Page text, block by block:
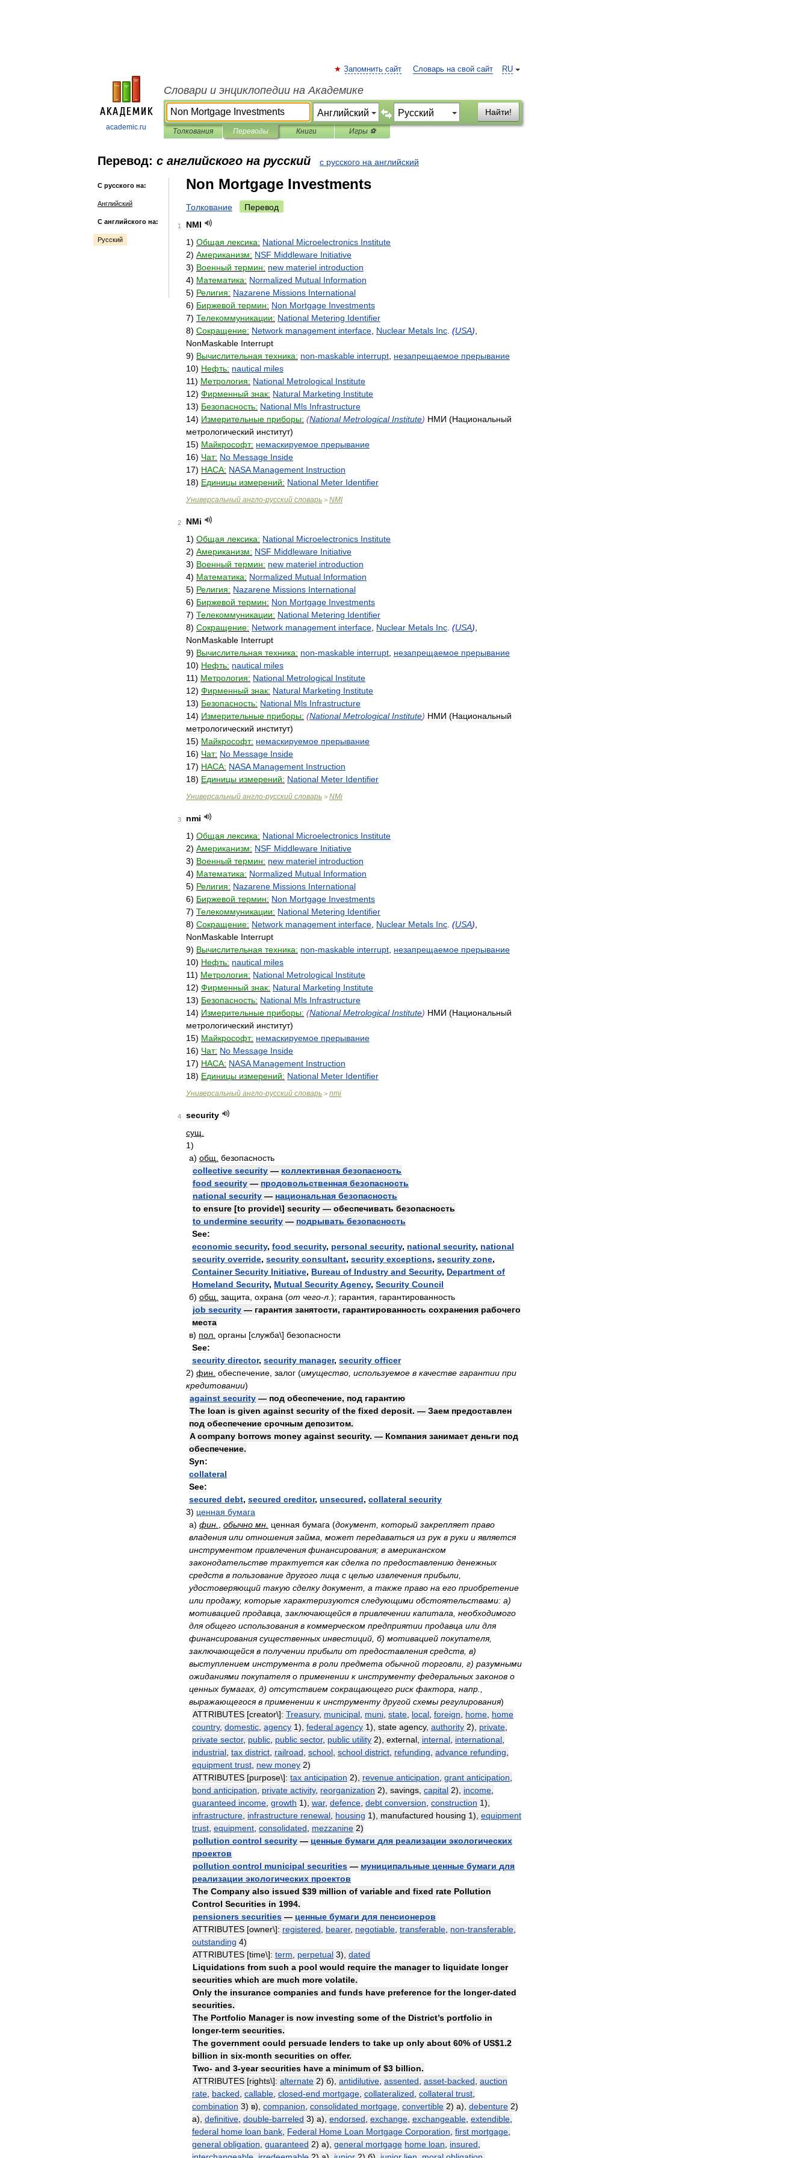
academic.ru
RU
Запомнить сайт Словарь на свой сайт
Словари и энциклопедии на Академике
Найти!
Толкования Переводы Книги Игры ⚽
Перевод: с английского на русский с русского на английский
С русского на:
Английский
С английского на:
Русский
Non Mortgage Investments
Толкование Перевод
1
NMI
1) Общая лексика: National Microelectronics Institute
2) Американизм: NSF Middleware Initiative
3) Военный термин: new materiel introduction
4) Математика: Normalized Mutual Information
5) Религия: Nazarene Missions International
6) Биржевой термин: Non Mortgage Investments
7) Телекоммуникации: National Metering Identifier
8) Сокращение: Network management interface Nuclear Metals Inc (USA)
NonMaskable Interrupt
9) Вычислительная техника: non-maskable interrupt незапрещаемое прерывание
10) Нефть: nautical miles
11) Метрология: National Metrological Institute
12) Фирменный знак: Natural Marketing Institute
13) Безопасность: National Mls Infrastructure
14) Измерительные приборы: (National Metrological Institute) НМИ (Национальный
метрологический институт)
15) Майкрософт: немаскируемое прерывание
16) Чат: No Message Inside
17) НАСА: NASA Management Instruction
18) Единицы измерений: National Meter Identifier
Универсальный англо-русский словарь > NMI
2
NMi
1) Общая лексика: National Microelectronics Institute
2) Американизм: NSF Middleware Initiative
3) Военный термин: new materiel introduction
4) Математика: Normalized Mutual Information
5) Религия: Nazarene Missions International
6) Биржевой термин: Non Mortgage Investments
7) Телекоммуникации: National Metering Identifier
8) Сокращение: Network management interface Nuclear Metals Inc (USA)
NonMaskable Interrupt
9) Вычислительная техника: non-maskable interrupt незапрещаемое прерывание
10) Нефть: nautical miles
11) Метрология: National Metrological Institute
12) Фирменный знак: Natural Marketing Institute
13) Безопасность: National Mls Infrastructure
14) Измерительные приборы: (National Metrological Institute) НМИ (Национальный
метрологический институт)
15) Майкрософт: немаскируемое прерывание
16) Чат: No Message Inside
17) НАСА: NASA Management Instruction
18) Единицы измерений: National Meter Identifier
Универсальный англо-русский словарь > NMi
3
nmi
1) Общая лексика: National Microelectronics Institute
2) Американизм: NSF Middleware Initiative
3) Военный термин: new materiel introduction
4) Математика: Normalized Mutual Information
5) Религия: Nazarene Missions International
6) Биржевой термин: Non Mortgage Investments
7) Телекоммуникации: National Metering Identifier
8) Сокращение: Network management interface Nuclear Metals Inc (USA)
NonMaskable Interrupt
9) Вычислительная техника: non-maskable interrupt незапрещаемое прерывание
10) Нефть: nautical miles
11) Метрология: National Metrological Institute
12) Фирменный знак: Natural Marketing Institute
13) Безопасность: National Mls Infrastructure
14) Измерительные приборы: (National Metrological Institute) НМИ (Национальный
метрологический институт)
15) Майкрософт: немаскируемое прерывание
16) Чат: No Message Inside
17) НАСА: NASA Management Instruction
18) Единицы измерений: National Meter Identifier
Универсальный англо-русский словарь > nmi
4
security
сущ
1)
а) общ безопасность
collective security — коллективная безопасность
food security — продовольственная безопасность
national security — национальная безопасность
to ensure [to provide\] security — обеспечивать безопасность
to undermine security — подрывать безопасность
See:
economic security, food security, personal security, national security, national
security override, security consultant, security exceptions, security zone,
Container Security Initiative, Bureau of Industry and Security, Department of
Homeland Security, Mutual SecurityAgency, Security Council
б) общ защита охрана (от чего-л ); гарантия
гарантированность
job security — гарантия занятости, гарантированность сохранения рабочего
места
в) пол органы [служба\] безопасности
See:
security director, security manager, security officer
2) фин обеспечение залог (имущество используемое в качестве гарантии при
кредитовании)
against security — под обеспечение, под гарантию
The loan is given against security of the fixed deposit. — Заем предоставлен
под обеспечение срочным депозитом.
A company borrows money against security. — Компания занимает деньги под
обеспечение.
Syn:
collateral
See:
secured debt, secured creditor, unsecured, collateral security
3) ценная бумага
а) фин обычно мн ценная бумага (документ который закрепляет право
владения или отношения займа может передаваться из рук в руки и является
инструментом привлечения финансирования; в американском
законодательстве трактуется как сделка по предоставлению денежных
средств в пользование другого лица с целью извлечения прибыли
удостоверяющий такую сделку документ а также право на его приобретение
или продажу, которые характеризуются следующими обстоятельствами: а)
мотивацией продавца заключающейся в привлечении капитала необходимого
для общего использования в коммерческом предприятии продавца или для
финансирования существенных инвестиций б) мотивацией покупателя,
заключающейся в получении прибыли от предоставления средств в)
выступлением инструмента в роли предмета обычной торговли г) разумными
ожиданиями покупателя о применении к инструменту федеральных законов о
ценных бумагах д) отсутствием сокращающего риск фактора напр
выражающегося в применении к инструменту другой схемы регулирования)
ATTRIBUTES [creator\]: Treasury, municipal muni state local foreign home home
country, domestic agency 1), federal agency 1), state agency, authority 2), private
private sector, public public sector, public utility 2), external internal international
industrial tax district railroad school school district refunding advance refunding
equipment trust new money 2)
ATTRIBUTES [purpose\]: tax anticipation 2), revenue anticipation grant anticipation
bond anticipation private activity, reorganization 2), savings capital 2), income
guaranteed income growth 1), war, defence debt conversion construction 1),
infrastructure infrastructure renewal housing 1), manufactured housing 1), equipment
trust equipment consolidated mezzanine 2)
pollution control security — ценные бумаги для реализации экологических
проектов
pollution control municipal securities — муниципальные ценные бумаги для
реализации экологических проектов
The Company also issued $39 million of variable and fixed rate Pollution
Control Securities in 1994.
pensioners securities — ценные бумаги для пенсионеров
ATTRIBUTES [owner\]: registered bearer, negotiable transferable non-transferable
outstanding 4)
ATTRIBUTES [time\]: term perpetual 3), dated
Liquidations from such a pool would require the manager to liquidate longer
securities which are much more volatile.
Only the insurance companies and funds have preference for the longer-dated
securities.
The Portfolio Manager is now investing some of the District’s portfolio in
longer-term securities.
The government could persuade lenders to take up only about 60% of US$1.2
billion in six-month securities on offer.
Two- and 3-year securities have a minimum of $3 billion.
ATTRIBUTES [rights\]: alternate 2) б), antidilutive assented asset-backed auction
rate backed callable closed-end mortgage collateralized collateral trust
combination 3) в), companion consolidated mortgage convertible 2) а), debenture 2)
а), definitive double-barreled 3) а), endorsed exchange exchangeable extendible
federal home loan bank Federal Home Loan Mortgage Corporation first mortgage
general obligation guaranteed 2) а), general mortgage home loan insured